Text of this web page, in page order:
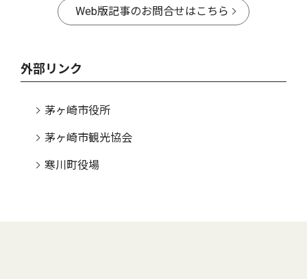
Web版記事のお問合せはこちら
外部リンク
茅ヶ崎市役所
茅ヶ崎市観光協会
寒川町役場